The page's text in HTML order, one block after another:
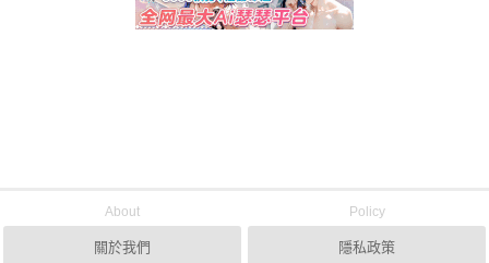
About
關於我們
Policy
隱私政策